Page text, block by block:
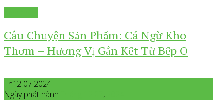
Câu Chuyện Sản Phẩm: Cá Ngừ Kho
Thơm – Hương Vị Gắn Kết Từ Bếp O
Th12 07 2024
Ngày phát hành
,